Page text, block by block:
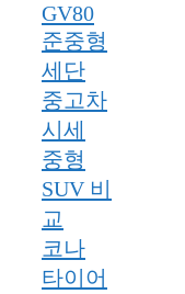
GV80
준중형
세단
중고차
시세
중형
SUV 비
교
코나
타이어